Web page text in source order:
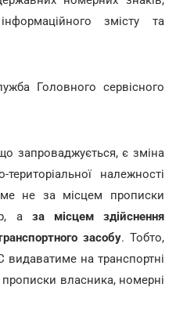
змісту та
Головного сервісного
запроваджується, є зміна
належності
не за місцем прописки
а за місцем здійснення
засобу. Тобто,
на транспортні
власника, номерні